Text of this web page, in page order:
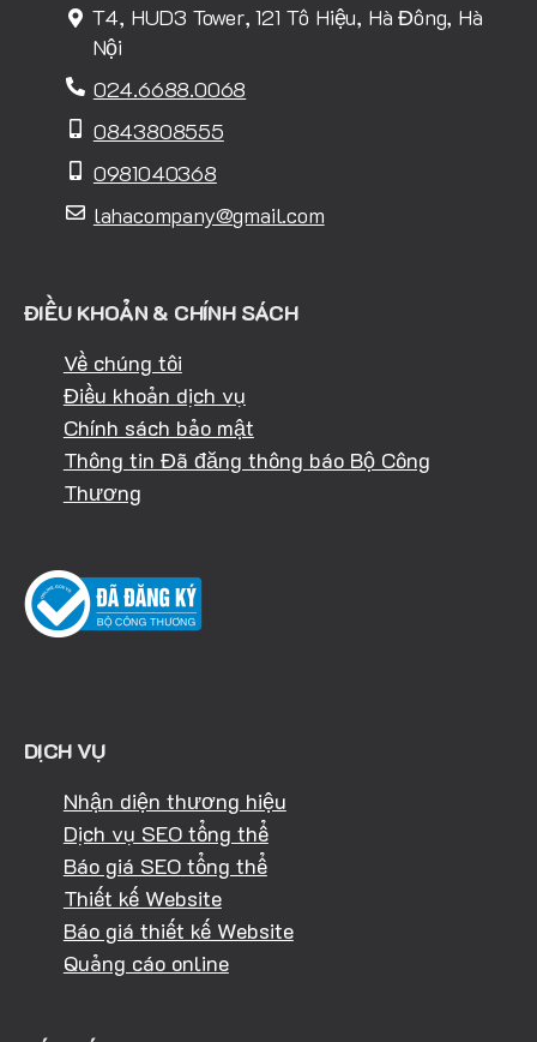
T4, HUD3 Tower, 121 Tô Hiệu, Hà Đông, Hà
Nội
024.6688.0068
0843808555
0981040368
lahacompany@gmail.com
ĐIỀU KHOẢN & CHÍNH SÁCH
Về chúng tôi
Điều khoản dịch vụ
Chính sách bảo mật
Thông tin Đã đăng thông báo Bộ Công
Thương
DỊCH VỤ
Nhận diện thương hiệu
Dịch vụ SEO tổng thể
Báo giá SEO tổng thể
Thiết kế Website
Báo giá thiết kế Website
Quảng cáo online